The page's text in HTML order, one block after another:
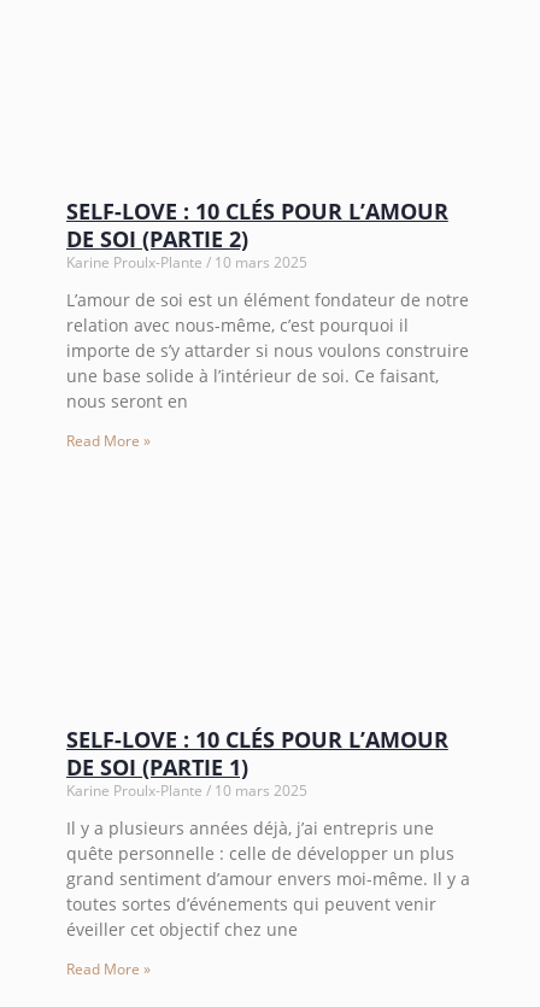
SELF-LOVE : 10 CLÉS POUR L’AMOUR
DE SOI (PARTIE 2)
Karine Proulx-Plante 10 mars 2025
L’amour de soi est un élément fondateur de notre
relation avec nous-même, c’est pourquoi il
importe de s’y attarder si nous voulons construire
une base solide à l’intérieur de soi. Ce faisant,
nous seront en
Read More »
SELF-LOVE : 10 CLÉS POUR L’AMOUR
DE SOI (PARTIE 1)
Karine Proulx-Plante 10 mars 2025
Il y a plusieurs années déjà, j’ai entrepris une
quête personnelle : celle de développer un plus
grand sentiment d’amour envers moi-même. Il y a
toutes sortes d’événements qui peuvent venir
éveiller cet objectif chez une
Read More »